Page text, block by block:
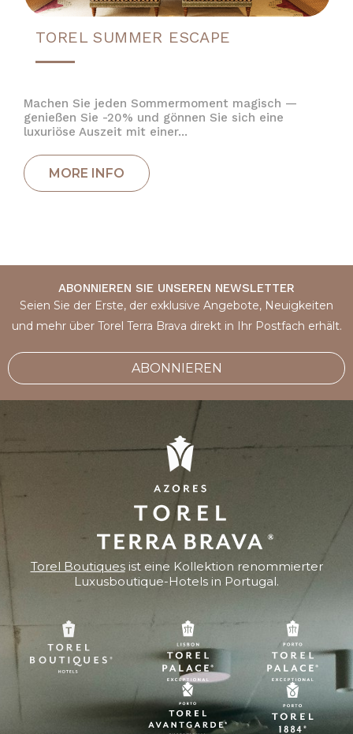
TOREL SUMMER ESCAPE
Machen Sie jeden Sommermoment magisch —
genießen Sie -20% und gönnen Sie sich eine
luxuriöse Auszeit mit einer...
ABONNIEREN SIE UNSEREN NEWSLETTER
Seien Sie der Erste, der exklusive Angebote, Neuigkeiten
und mehr über Torel Terra Brava direkt in Ihr Postfach erhält.
ABONNIEREN
Torel Boutiquesist eine Kollektion renommierter
Luxusboutique-Hotels in Portugal.